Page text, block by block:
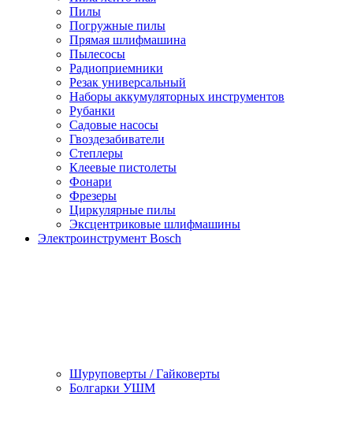
Пилы
Погружные пилы
Прямая шлифмашина
Пылесосы
Радиоприемники
Резак универсальный
Наборы аккумуляторных инструментов
Рубанки
Садовые насосы
Гвоздезабиватели
Степлеры
Клеевые пистолеты
Фонари
Фрезеры
Циркулярные пилы
Эксцентриковые шлифмашины
Электроинструмент Bosch
Шуруповерты / Гайковерты
Болгарки УШМ